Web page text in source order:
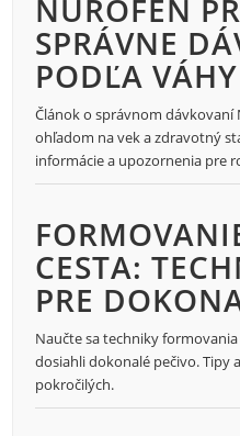
NUROFEN
SPRÁVNE
PODĽA VÁHY
Článok o správnom
ohľadom na vek a zdravotný
informácie a upozornenia pre
CESTA:
PRE
Naučte sa techniky
dosiahli dokonalé pečivo. Tipy
pokročilých.